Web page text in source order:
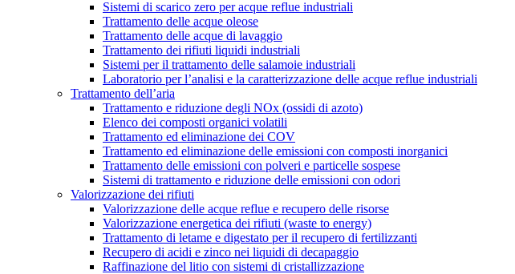
Sistemi di scarico zero per acque reflue industriali
Trattamento delle acque oleose
Trattamento delle acque di lavaggio
Trattamento dei rifiuti liquidi industriali
Sistemi per il trattamento delle salamoie industriali
Laboratorio per l’analisi e la caratterizzazione delle acque reflue industriali
Trattamento dell’aria
Trattamento e riduzione degli NOx (ossidi di azoto)
Elenco dei composti organici volatili
Trattamento ed eliminazione dei COV
Trattamento ed eliminazione delle emissioni con composti inorganici
Trattamento delle emissioni con polveri e particelle sospese
Sistemi di trattamento e riduzione delle emissioni con odori
Valorizzazione dei rifiuti
Valorizzazione delle acque reflue e recupero delle risorse
Valorizzazione energetica dei rifiuti (waste to energy)
Trattamento di letame e digestato per il recupero di fertilizzanti
Recupero di acidi e zinco nei liquidi di decapaggio
Raffinazione del litio con sistemi di cristallizzazione